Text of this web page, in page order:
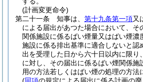
(計画変更命令)
第二十一条
知事は、 第十九条第一項又
による届出があつた場合において、そ
関係施設に係るばい煙量又はばい煙濃
施設に係る排出基準に適合しないと認
出を受理した日から六十日以内に限り
に対し、その届出に係るばい煙関係施
用の方法若しくはばい煙の処理の方法